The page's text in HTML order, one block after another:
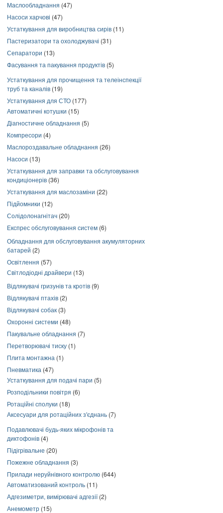
Маслообладнання (47)
Насоси харчові (47)
Устаткування для виробництва сирів (11)
Пастеризатори та охолоджувачі (31)
Сепаратори (13)
Фасування та пакування продуктів (5)
Устаткування для прочищення та телеінспекції
труб та каналів (19)
Устаткування для СТО (177)
Автоматичні котушки (15)
Діагностичне обладнання (5)
Компресори (4)
Маслороздавальне обладнання (26)
Насоси (13)
Устаткування для заправки та обслуговування
кондиціонерів (36)
Устаткування для маслозаміни (22)
Підйомники (12)
Солідолонагнітач (20)
Експрес обслуговування систем (6)
Обладнання для обслуговування акумуляторних
батарей (2)
Освітлення (57)
Світлодіодні драйвери (13)
Відлякувачі гризунів та кротів (9)
Відлякувачі птахів (2)
Відлякувачі собак (3)
Охоронні системи (48)
Пакувальне обладнання (7)
Перетворювачі тиску (1)
Плита монтажна (1)
Пневматика (47)
Устаткування для подачі пари (5)
Розподільники повітря (6)
Ротаційні сполуки (18)
Аксесуари для ротаційних з'єднань (7)
Подавлювачі будь-яких мікрофонів та
диктофонів (4)
Підігрівальне (20)
Пожежне обладнання (3)
Прилади неруйнівного контролю (644)
Автоматизований контроль (11)
Адгезиметри, вимірювачі адгезії(2)
Анемометр (15)